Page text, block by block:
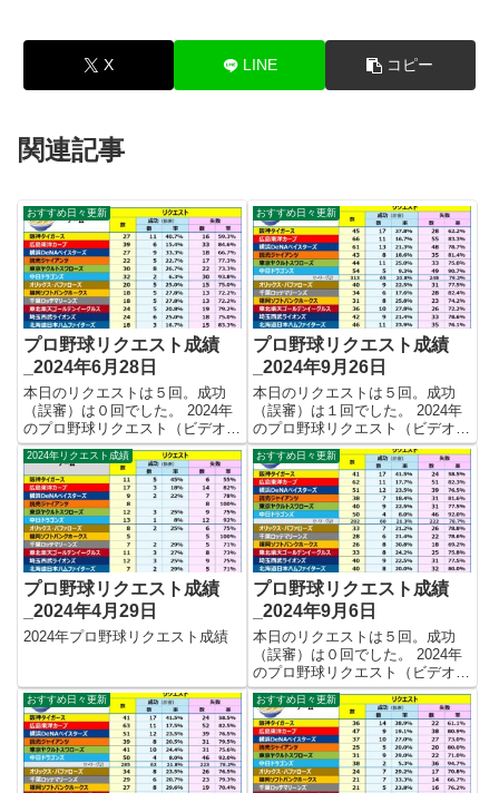
X LINE コピー
関連記事
おすすめ日々更新
プロ野球リクエスト成績
_2024年6月28日
本日のリクエストは５回。成功
（誤審）は０回でした。 2024年
のプロ野球リクエスト（ビデオ判
定）成績を記録集計しています。
今シーズンのリクエスト成功率は
これで23.8%。リクエスト数299
回、成功70回、失敗229回となり
ました。 【リク...
おすすめ日々更新
プロ野球リクエスト成績
_2024年9月26日
本日のリクエストは５回。成功
（誤審）は１回でした。 2024年
のプロ野球リクエスト（ビデオ判
定）成績を記録集計しています。
今シーズンのリクエスト成功率は
これで21.8%。リクエスト数542
回、成功118回、失敗424回とな
りました。 【リク...
2024年リクエスト成績
プロ野球リクエスト成績
_2024年4月29日
2024年プロ野球リクエスト成績
おすすめ日々更新
プロ野球リクエスト成績
_2024年9月6日
本日のリクエストは５回。成功
（誤審）は０回でした。 2024年
のプロ野球リクエスト（ビデオ判
定）成績を記録集計しています。
今シーズンのリクエスト成功率は
これで22.0%。リクエスト数482
回、成功106回、失敗376回とな
りました。 【リク...
おすすめ日々更新 おすすめ日々更新